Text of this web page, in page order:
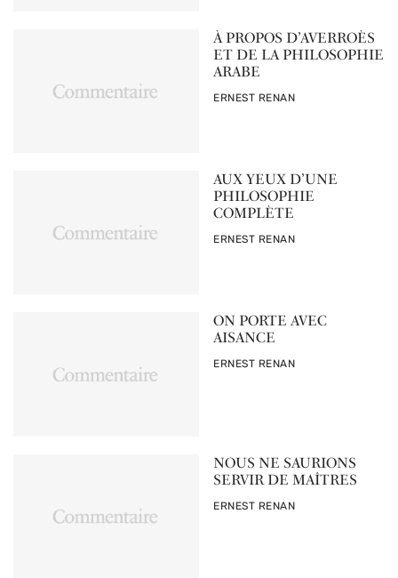
À PROPOS D’AVERROÈS
ET DE LA PHILOSOPHIE
ARABE
PAR
ERNEST RENAN
AUX YEUX D’UNE
PHILOSOPHIE
COMPLÈTE
PAR
ERNEST RENAN
ON PORTE AVEC
AISANCE
PAR
ERNEST RENAN
NOUS NE SAURIONS
SERVIR DE MAÎTRES
PAR
ERNEST RENAN